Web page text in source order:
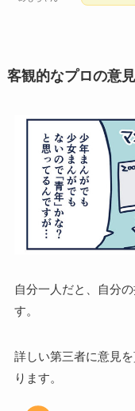
客観的なプロの意
自分一人だと、自分
す。
詳しい第三者に意見を
ります。